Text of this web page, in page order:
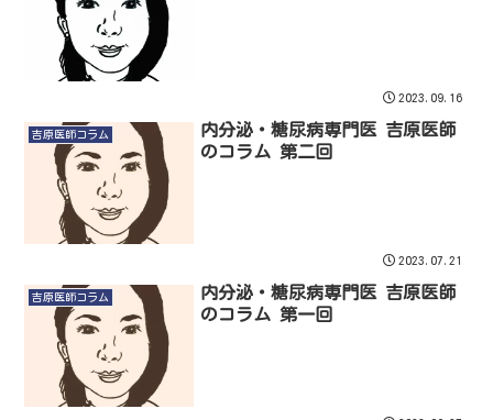
2023.09.16
吉原医師コラム
内分泌・糖尿病専門医 吉原医師
のコラム 第二回
2023.07.21
吉原医師コラム
内分泌・糖尿病専門医 吉原医師
のコラム 第一回